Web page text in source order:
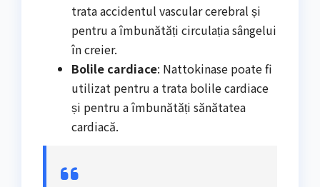
trata accidentul vascular cerebral și
pentru a îmbunătăți circulația sângelui
în creier.
Bolile cardiace: Nattokinase poate fi
utilizat pentru a trata bolile cardiace
și pentru a îmbunătăți sănătatea
cardiacă.